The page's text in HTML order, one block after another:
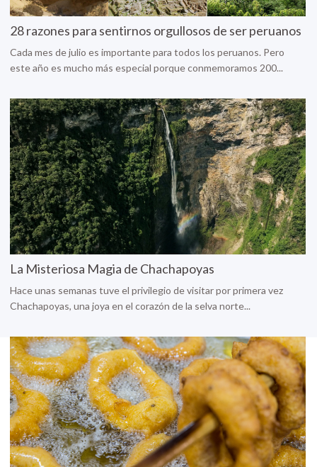
28 razones para sentirnos orgullosos de ser peruanos
Cada mes de julio es importante para todos los peruanos. Pero
este año es mucho más especial porque conmemoramos 200...
La Misteriosa Magia de Chachapoyas
Hace unas semanas tuve el privilegio de visitar por primera vez
Chachapoyas, una joya en el corazón de la selva norte...